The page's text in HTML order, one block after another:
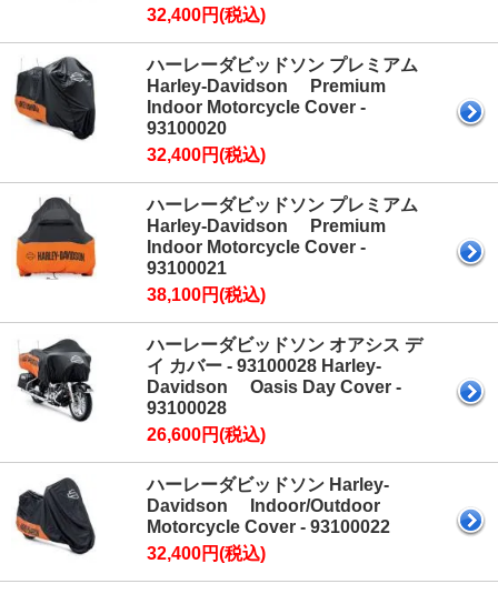
32,400円(税込)
ハーレーダビッドソン プレミアム
Harley-Davidson Premium
Indoor Motorcycle Cover -
93100020
32,400円(税込)
ハーレーダビッドソン プレミアム
Harley-Davidson Premium
Indoor Motorcycle Cover -
93100021
38,100円(税込)
ハーレーダビッドソン オアシス デ
イ カバー - 93100028 Harley-
Davidson Oasis Day Cover -
93100028
26,600円(税込)
ハーレーダビッドソン Harley-
Davidson Indoor/Outdoor
Motorcycle Cover - 93100022
32,400円(税込)